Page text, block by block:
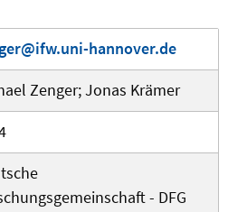
hannover.de
Zenger; Jonas Krämer
- DFG